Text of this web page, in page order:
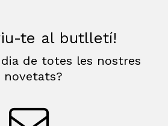
te al butlletí!
de totes les nostres
novetats?